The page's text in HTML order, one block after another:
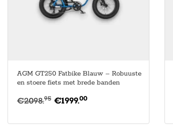
AGM GT250 Fatbike Blauw – Robuuste
en stoere fiets met brede banden
€2098.95 €1999.00